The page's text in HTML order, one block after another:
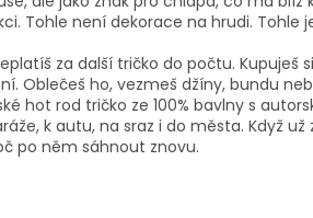
Tohle není dekorace na hrudi. Tohle
za další tričko do počtu. Kupuješ
Oblečeš ho, vezmeš džíny, bundu
hot rod tričko ze 100% bavlny s
k autu, na sraz i do města. Když
po něm sáhnout znovu.